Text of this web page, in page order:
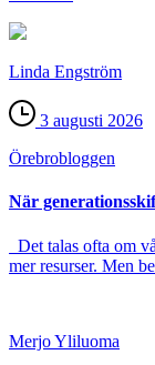
Linda Engström
3 augusti 2026
Örebro­bloggen
När
Det talas ofta om
mer resurser. Men
Merjo Yliluoma